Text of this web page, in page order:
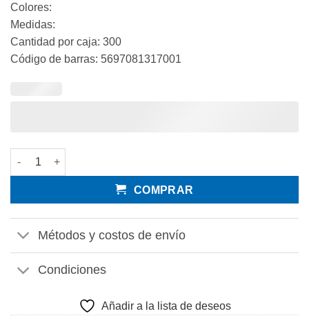
Colores:
Medidas:
Cantidad por caja: 300
Código de barras: 5697081317001
Guirnalda Calabaza cantidad
COMPRAR
Métodos y costos de envío
Condiciones
Añadir a la lista de deseos